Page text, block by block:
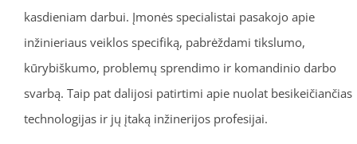
kasdieniam darbui. Įmonės specialistai pasakojo apie
inžinieriaus veiklos specifiką, pabrėždami tikslumo,
kūrybiškumo, problemų sprendimo ir komandinio darbo
svarbą. Taip pat dalijosi patirtimi apie nuolat besikeičiančias
technologijas ir jų įtaką inžinerijos profesijai.